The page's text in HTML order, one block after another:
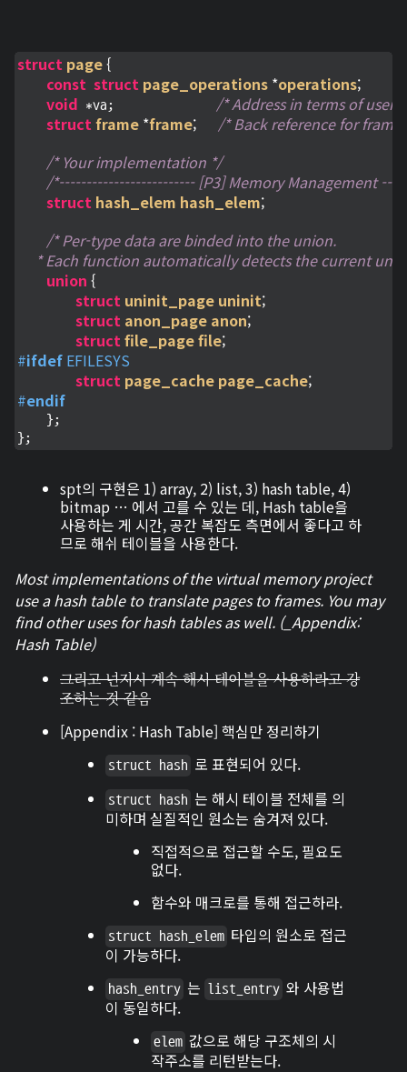
struct page {
const struct page_operations *operations;
void *va; /* Address in terms of user
structframe *frame;
/* Back reference for frame
/* Your implementation */
/*------------------------- [P3] Memory Management
struct hash_elem hash_elem;
/* Per-type data are binded into the union.
* Each function automatically detects the current
union {
struct uninit_page uninit;
struct anon_page anon;
structfile_pagefile;
#ifdef EFILESYS
struct page_cache page_cache;
#endif
    };
};
spt의 구현은 1) array, 2) list, 3) hash table, 4)
bitmap … 에서 고를 수 있는 데, Hash table을
사용하는 게 시간, 공간 복잡도 측면에서 좋다고 하
므로 해쉬 테이블을 사용한다.
Most implementations of the virtual memory project
use a hash table to translate pages to frames. You may
find other uses for hash tables as well. (_Appendix:
Hash Table)
그리고 넌지시 계속 해시 테이블을 사용하라고 강
조하는 것 같음
[Appendix : Hash Table] 핵심만 정리하기
struct hash 로 표현되어 있다.
struct hash 는 해시 테이블 전체를 의
미하며 실질적인 원소는 숨겨져 있다.
직접적으로 접근할 수도, 필요도
없다.
함수와 매크로를 통해 접근하라.
struct hash_elem 타입의 원소로 접근
이 가능하다.
hash_entry 는 list_entry 와 사용법
이 동일하다.
elem 값으로 해당 구조체의 시
작주소를 리턴받는다.